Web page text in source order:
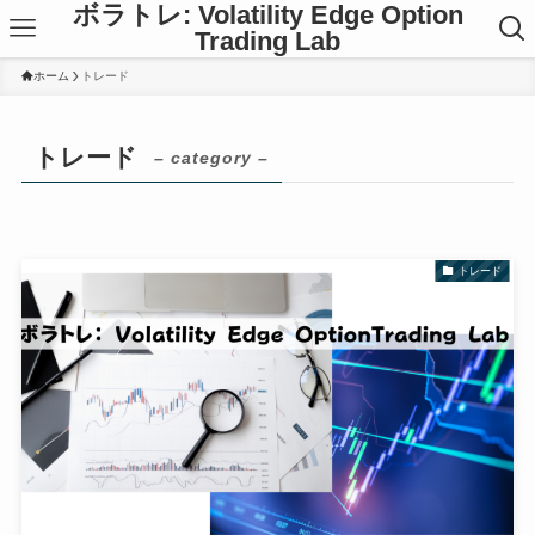
ボラトレ: Volatility Edge Option
Trading Lab
ホーム トレード
トレード – category –
トレード